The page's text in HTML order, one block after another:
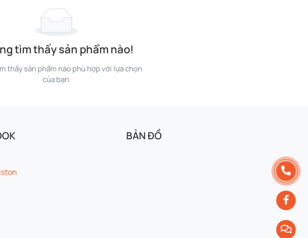
tìm thấy sản phẩm nào!
thấy sản phẩm nào phù hợp với lựa chọn
của bạn.
BẢN ĐỒ